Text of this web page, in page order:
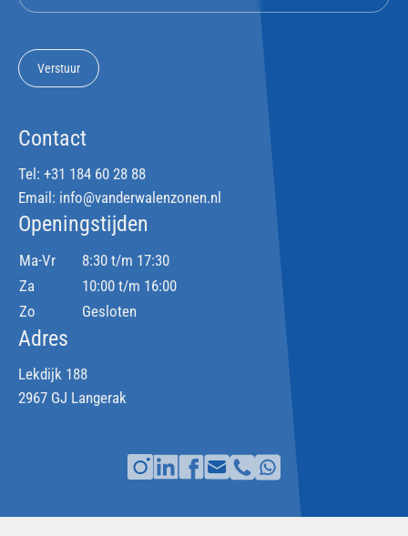
Verstuur
Contact
Tel: +31 184 60 28 88
Email: info@vanderwalenzonen.nl
Openingstijden
Ma-Vr
8:30 t/m 17:30
Za
10:00 t/m 16:00
Zo
Gesloten
Adres
Lekdijk 188
2967 GJ Langerak